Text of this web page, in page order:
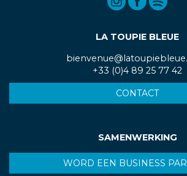
LA TOUPIE BLEUE
+33 (0)4 89 25 77 42
CONTACT
SAMENWERKING
WORD EEN BUSINESS